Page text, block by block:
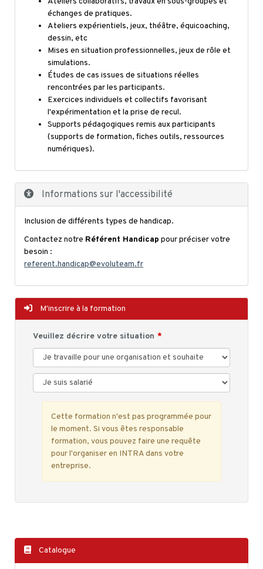
échanges de pratiques.
Ateliers expérientiels, jeux, théâtre, équicoaching,
dessin, etc
Mises en situation professionnelles, jeux de rôle et
simulations.
Études de cas issues de situations réelles
rencontrées par les participants.
Exercices individuels et collectifs favorisant
l'expérimentation et la prise de recul.
Supports pédagogiques remis aux participants
(supports de formation, fiches outils, ressources
numériques).
Informations sur l'accessibilité
Inclusion de différents types de handicap.
Contactez notre Référent Handicap pour préciser votre
besoin :
referent.handicap@evoluteam.fr
M'inscrire à la formation
Veuillez décrire votre situation
Cette formation n'est pas programmée pour
le moment. Si vous êtes responsable
formation, vous pouvez faire une requête
pour l'organiser en INTRA dans votre
entreprise.
Catalogue